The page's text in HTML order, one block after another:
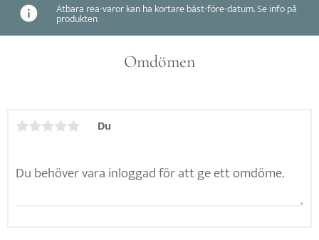
Ätbara rea-varor kan ha kortare bäst-före-datum. Se info på
produkten
Omdömen
Du